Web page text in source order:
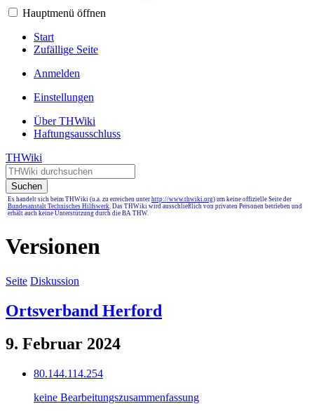
Hauptmenü öffnen
Start
Zufällige Seite
Anmelden
Einstellungen
Über THWiki
Haftungsausschluss
THWiki
Suchen
Es handelt sich beim THWiki (u.a. zu erreichen unter http://www.thwiki.org) um keine offizielle Seite der
Bundesanstalt Technisches Hilfswerk. Das THWiki wird ausschließlich von privaten Personen betrieben und
erhält auch keine Unterstützung durch die BA THW.
Versionen
Seite Diskussion
Ortsverband Herford
9. Februar 2024
80.144.114.254
keine Bearbeitungszusammenfassung